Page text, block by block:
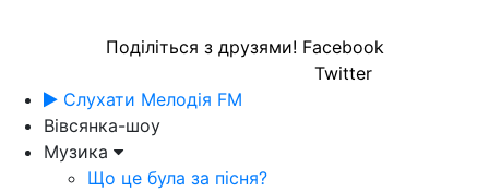
Поділіться з друзями! Facebook
Twitter
Слухати Мелодія FM
Вівсянка-шоу
Музика
Що це була за пісня?